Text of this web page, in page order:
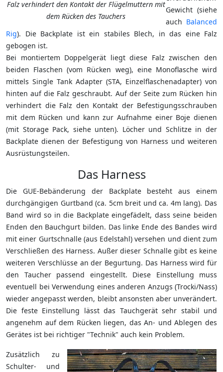
Falz verhindert den Kontakt der Flügelmuttern mit
dem Rücken des Tauchers
Gewicht (siehe
auch Balanced
Rig). Die Backplate ist ein stabiles Blech, in das eine Falz
gebogen ist.
Bei montiertem Doppelgerät liegt diese Falz zwischen den
beiden Flaschen (vom Rücken weg), eine Monoflasche wird
mittels Single Tank Adapter (STA, Einzelflaschenadapter) von
hinten auf die Falz geschraubt. Auf der Seite zum Rücken hin
verhindert die Falz den Kontakt der Befestigungsschrauben
mit dem Rücken und kann zur Aufnahme einer Boje dienen
(mit Storage Pack, siehe unten). Löcher und Schlitze in der
Backplate dienen der Befestigung von Harness und weiteren
Ausrüstungsteilen.
Das Harness
Die GUE-Bebänderung der Backplate besteht aus einem
durchgängigen Gurtband (ca. 5cm breit und ca. 4m lang). Das
Band wird so in die Backplate eingefädelt, dass seine beiden
Enden den Bauchgurt bilden. Das linke Ende des Bandes wird
mit einer Gurtschnalle (aus Edelstahl) versehen und dient zum
Verschließen des Harness. Außer dieser Schnalle gibt es keine
weiteren Verschlüsse an der Begurtung. Das Harness wird für
den Taucher passend eingestellt. Diese Einstellung muss
eventuell bei Verwendung eines anderen Anzugs (Trocki/Nass)
wieder angepasst werden, bleibt ansonsten aber unverändert.
Die feste Einstellung lässt das Tauchgerät sehr stabil und
angenehm auf dem Rücken liegen, das An- und Ablegen des
Gerätes ist bei richtiger "Technik" auch kein Problem.
Zusätzlich zu
Schulter- und